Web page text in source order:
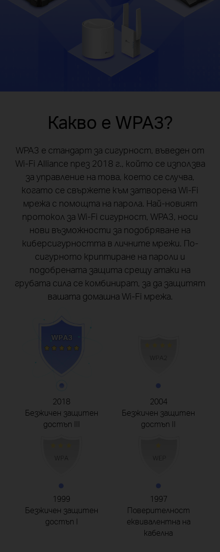
Какво е WPA3?
WPA3 е стандарт за сигурност, въведен от
Wi-Fi Alliance през 2018 г., който се използва
за управление на това, което се случва,
когато се свържете към затворена Wi-Fi
мрежа с помощта на парола. Най-новият
протокол за Wi-Fi сигурност, WPA3, носи
нови възможности за подобряване на
киберсигурността в личните мрежи. По-
сигурното криптиране на пароли и
подобрената защита срещу атаки на
грубата сила се комбинират, за да защитят
вашата домашна Wi-Fi мрежа.
1997
Поверителност
еквивалентна на
кабелна
1999
Безжичен защитен
достъп I
2004
Безжичен защитен
достъп II
2018
Безжичен защитен
достъп III